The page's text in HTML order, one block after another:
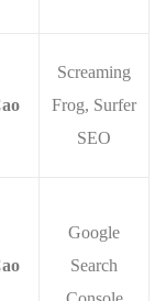
Screaming
Frog, Surfer
SEO
Google
Search